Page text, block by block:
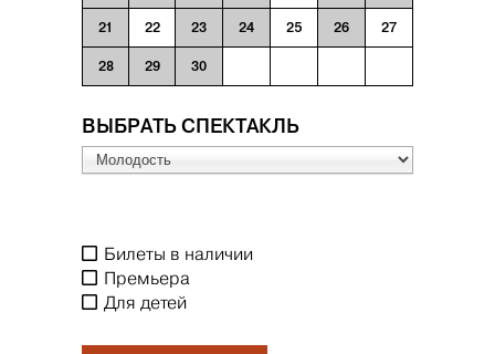
21 22 23 24 25 26 27
28 29 30
ВЫБРАТЬ СПЕКТАКЛЬ
Билеты в наличии
Премьера
Для детей